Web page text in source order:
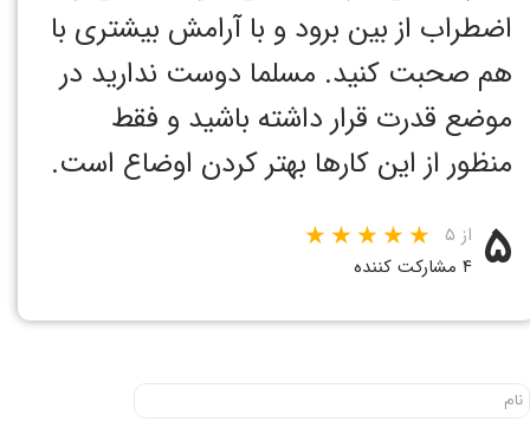
اضطراب از بین برود و با آرامش بیشتری با
هم صحبت کنید. مسلما دوست ندارید در
موضع قدرت قرار داشته باشید و فقط
منظور از این کارها بهتر کردن اوضاع است.
۵ از ۵
۴ مشارکت کننده